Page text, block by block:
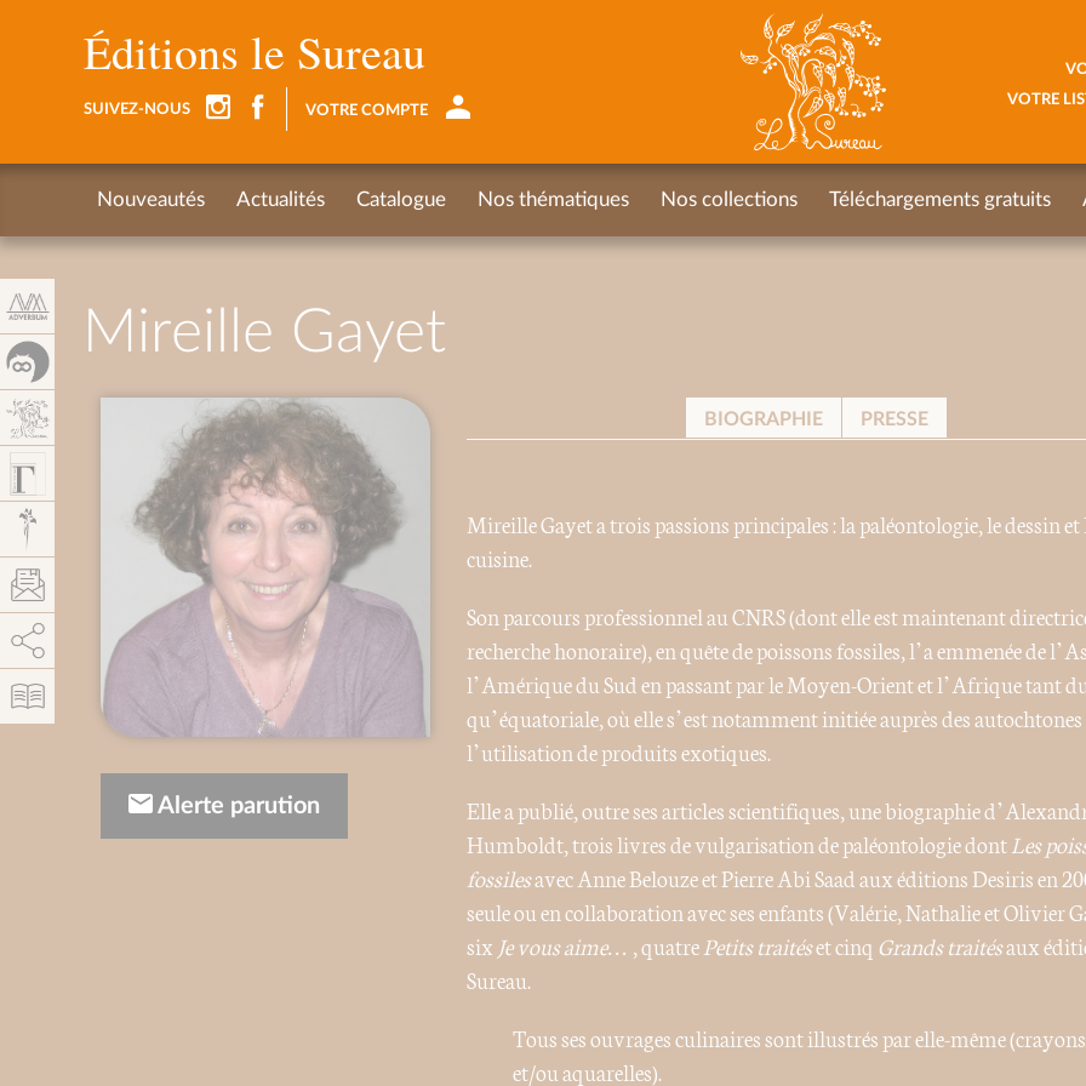
Mireille Gayet
Alerte parution
BIOGRAPHIE PRESSE
Mireille Gayet a trois passions principales : la paléontologie, le dessin et
cuisine.
Son parcours professionnel au CNRS (dont elle est maintenant
recherche honoraire), en quête de poissons fossiles, l’a emmenée de
l’Amérique du Sud en passant par le Moyen-Orient et l’Afrique tant
qu’équatoriale, où elle s’est notamment initiée auprès des autochtones
l’utilisation de produits exotiques.
Elle a publié, outre ses articles scientifiques, une biographie
Humboldt, trois livres de vulgarisation de paléontologie dontLes
fossilesavec Anne Belouze et Pierre Abi Saad aux éditions Desiris en
seule ou en collaboration avec ses enfants (Valérie, Nathalie et Olivier
six Je vous aime… , quatrePetits traitéset cinq Grands traitésaux
Sureau.
Tous ses ouvrages culinaires sont illustrés par elle-même
et/ou aquarelles).
Éditions le Sureau
SUIVEZ-NOUS VOTRE COMPTE
VOTRE
Nouveautés Actualités Catalogue Nos thématiques Nos collections Téléchargements gratuits
AddThis est désactivé. Autoriser